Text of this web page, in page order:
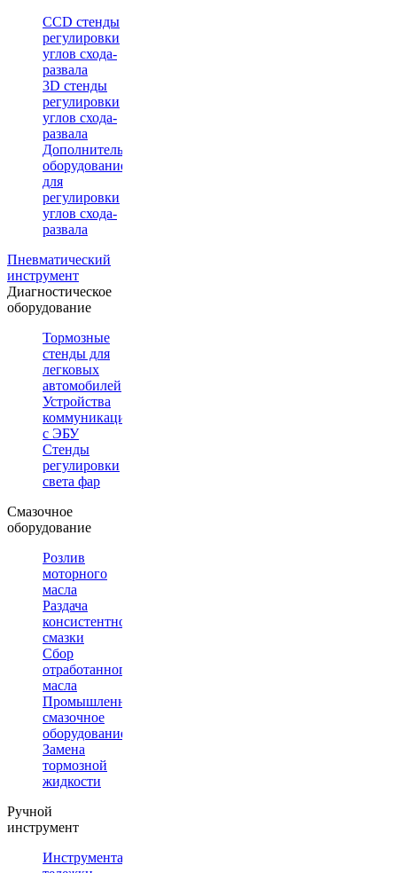
CCD стенды
регулировки
углов схода-
развала
3D стенды
регулировки
углов схода-
развала
Дополнительное
оборудование
для
регулировки
углов схода-
развала
Пневматический
инструмент
Диагностическое
оборудование
Тормозные
стенды для
легковых
автомобилей
Устройства
коммуникации
с ЭБУ
Стенды
регулировки
света фар
Смазочное
оборудование
Розлив
моторного
масла
Раздача
консистентной
смазки
Сбор
отработанного
масла
Промышленное
смазочное
оборудование
Замена
тормозной
жидкости
Ручной
инструмент
Инструментальные